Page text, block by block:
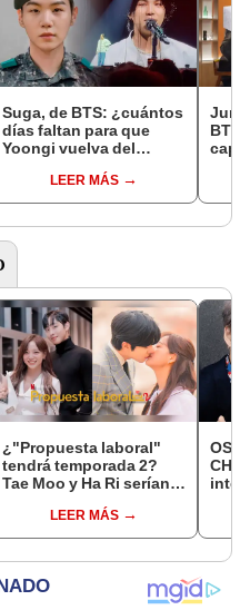
Suga, de BTS: ¿cuántos
días faltan para que
Yoongi vuelva del
LEER MÁS
¿"Propuesta laboral"
tendrá temporada 2?
Tae Moo y Ha Ri serían
según fansLEER MÁS
OST